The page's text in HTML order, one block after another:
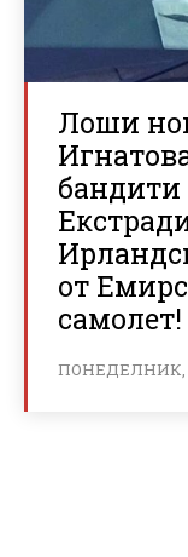
Лоши
от
самолет!
ПОНЕДЕЛНИК,